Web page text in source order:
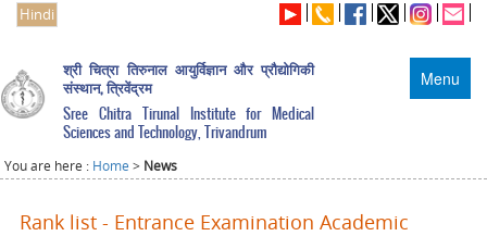
Hindi
Menu
श्री चित्रा तिरुनाल आयुर्विज्ञान और प्रौद्योगिकी
संस्थान, त्रिवेंद्रम
Sree Chitra Tirunal Institute for Medical
Sciences and Technology, Trivandrum
You are here : Home > News
Rank list - Entrance Examination Academic